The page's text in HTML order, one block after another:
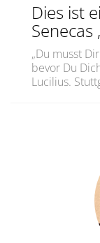
Dies ist
Senecas
„Du musst
bevor Du
Lucilius.